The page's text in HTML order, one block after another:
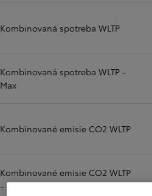
Kombinovaná spotreba WLTP
Kombinovaná spotreba WLTP -
Max
Kombinované emisie CO2 WLTP
Kombinované emisie CO2 WLTP
- Max